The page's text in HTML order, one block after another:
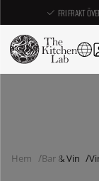
FRI FRAKT
Hem Bar & Vin